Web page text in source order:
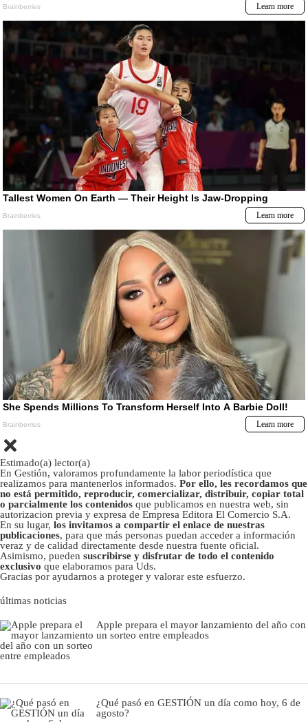
Estimado(a) lector(a)
En Gestión, valoramos profundamente la labor periodística que
realizamos para mantenerlos informados. Por ello, les recordamos que
no está permitido, reproducir, comercializar, distribuir, copiar total
o parcialmente los contenidos que publicamos en nuestra web, sin
autorizacion previa y expresa de Empresa Editora El Comercio S.A.
En su lugar, los invitamos a compartir el enlace de nuestras
publicaciones, para que más personas puedan acceder a información
veraz y de calidad directamente desde nuestra fuente oficial.
Asimismo, pueden suscribirse y disfrutar de todo el contenido
exclusivo que elaboramos para Uds.
Gracias por ayudarnos a proteger y valorar este esfuerzo.
últimas noticias
Apple prepara el mayor lanzamiento del año con
un sorteo entre empleados
¿Qué pasó en GESTIÓN un día como hoy, 6 de
agosto?